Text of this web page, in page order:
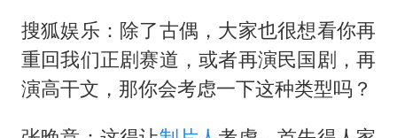
搜狐娱乐：除了古偶，大家也很想看你再
重回我们正剧赛道，或者再演民国剧，再
演高干文，那你会考虑一下这种类型吗？